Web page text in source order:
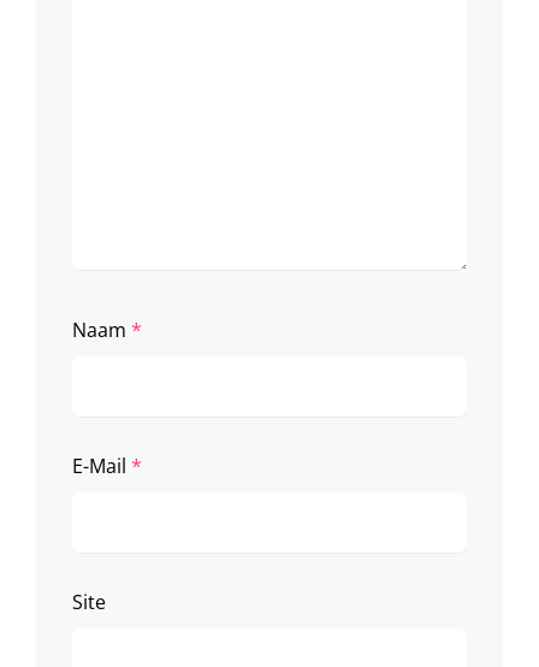
Naam *
E-Mail *
Site